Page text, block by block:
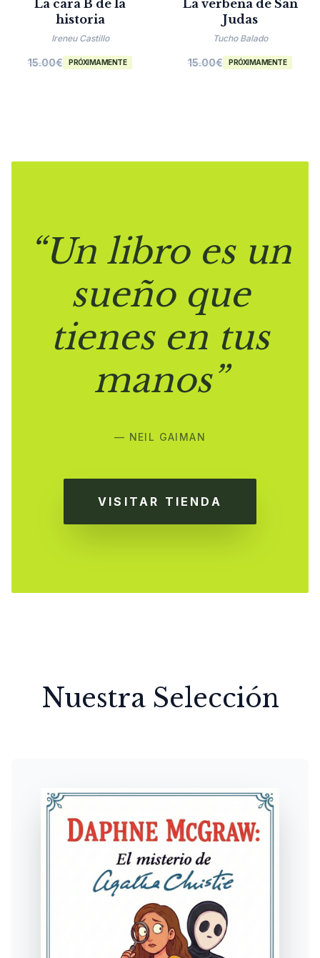
La cara B de la
historia
Ireneu Castillo
15.00€ PRÓXIMAMENTE
La verbena de San
Judas
Tucho Balado
15.00€ PRÓXIMAMENTE
“Un libro es un
sueño que
tienes en tus
manos”
— NEIL GAIMAN
VISITAR TIENDA
Nuestra Selección